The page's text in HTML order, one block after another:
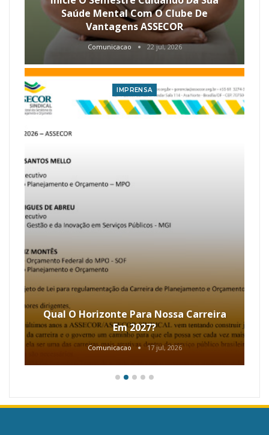
ASSECOR Apresenta Pautas Da Carreira
Ao Senador Hamilton Mourão
Comunicacao 10 jul, 2026
IMPRENSA
Atualização Processual – Ação Coletiva
N. 0013856-80.2002.4.01.3400 – GDP
Comunicacao 8 jul, 2026